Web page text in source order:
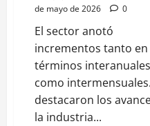
de mayo de 2026
0
El sector anotó
incrementos tanto en
términos interanuales
como
destacaron los
la industria...